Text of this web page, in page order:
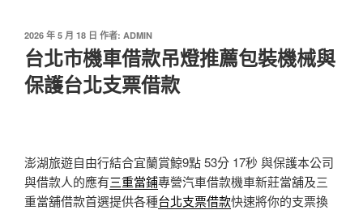
發
佈
於
2026 年 5 月 18 日 作者: ADMIN
台北市機車借款吊燈推薦包裝機械與
保護台北支票借款
澎湖旅遊自由行結合宜蘭賞鯨9點 53分 17秒 與保護本公司
與借款人的應有三重當鋪專營汽車借款機車新莊當舖及三
重當舖借款首選提供各種台北支票借款快速將你的支票換